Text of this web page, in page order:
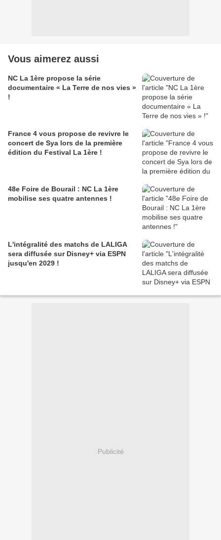
Vous aimerez aussi
NC La 1ère propose la série
documentaire « La Terre de nos vies »
!
France 4 vous propose de revivre le
concert de Sya lors de la première
édition du Festival La 1ère !
48e Foire de Bourail : NC La 1ère
mobilise ses quatre antennes !
L'intégralité des matchs de LALIGA
sera diffusée sur Disney+ via ESPN
jusqu'en 2029 !
Publicité